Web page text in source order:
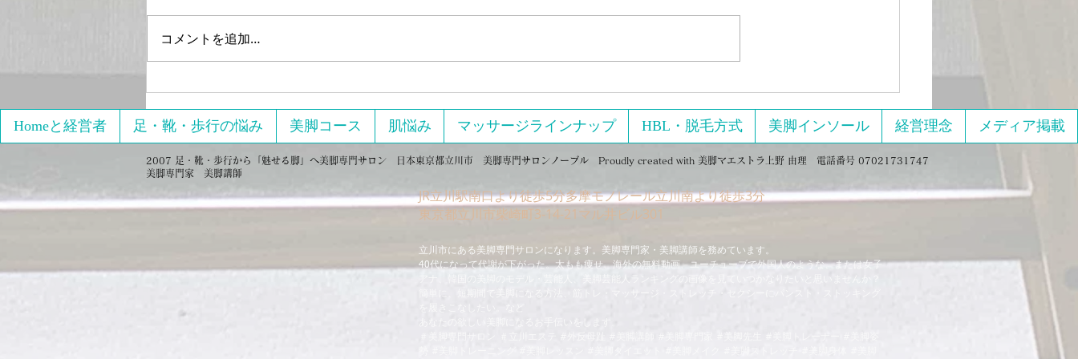
「【オンライン】限定 初心
者向け3回でパーフェクトの
美脚をゲットする」へのレビ
ュー
ジに頼らず100円で解決100円
ショップのあるものを使って
セルライト潰しが出来ます。
い…」 「いろんなダイエットを
そんな声に応えて、オンライン単
発講座 『美脚のためにエクササ
イズとマッサージをしまくる』
タイトル通り、とにかく体を動か
コメントを追加…
Homeと経営者 足・靴・歩行の悩み 美脚コース 肌悩み マッサージラインナップ HBL・脱毛方式 美脚インソール 経営理念 メディア掲載
2007 足・靴・歩行から「魅せる脚」へ美脚専門サロン 日本東京都立川市 美脚専門サロンノーブル Proudly created with 美脚マエストラ上野 由理 電話番号 07021731747
美脚専門家 美脚講師
JR立川駅南口より徒歩5分多摩モノレール立川南より徒歩3分
​東京都立川市柴崎町3-14-21マル井ビル301
立川市にある美脚専門サロンになります。美脚専門家・美脚講師を務めています。
40代になって代謝が下がった。太もも痩せ、海外の無料動画、ユーチューブで外国人のような、または女子
簡単に、短期間で美脚になる方法、筋トレ・マッサージ・ストレッチ・セクシーにパンスト・ストッキング